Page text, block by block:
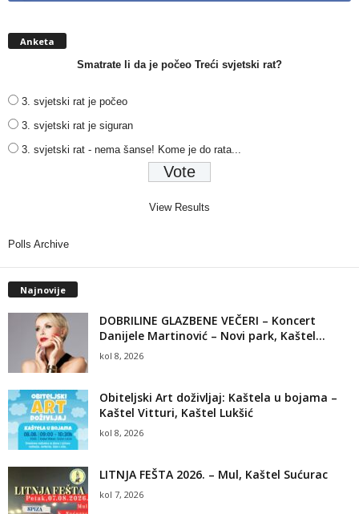
Anketa
Smatrate li da je počeo Treći svjetski rat?
3. svjetski rat je počeo
3. svjetski rat je siguran
3. svjetski rat - nema šanse! Kome je do rata...
View Results
Polls Archive
Najnovije
DOBRILINE GLAZBENE VEČERI – Koncert
Danijele Martinović – Novi park, Kaštel...
kol 8, 2026
Obiteljski Art doživljaj: Kaštela u bojama –
Kaštel Vitturi, Kaštel Lukšić
kol 8, 2026
LITNJA FEŠTA 2026. – Mul, Kaštel Sućurac
kol 7, 2026